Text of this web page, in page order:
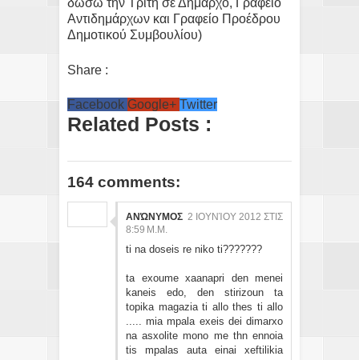
Αντιδημάρχων και Γραφείο Προέδρου
Δημοτικού Συμβουλίου)
Share :
Facebook Google+ Twitter
Related Posts :
164 comments:
ΑΝΏΝΥΜΟΣ 2 ΙΟΥΝΊΟΥ 2012 ΣΤΙΣ
8:59 Μ.Μ.
ti na doseis re niko ti???????
ta exoume xaanapri den menei
kaneis edo, den stirizoun ta
topika magazia ti allo thes ti allo
..... mia mpala exeis dei dimarxo
na asxolite mono me thn ennoia
tis mpalas auta einai xeftilikia